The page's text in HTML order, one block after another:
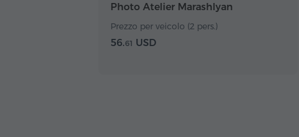
Photo Atelier Marashlyan
Prezzo per veicolo (2 pers.)
56.61 USD